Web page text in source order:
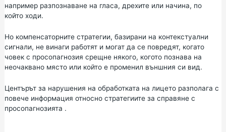
например разпознаване на гласа, дрехите или начина, по
който ходи.
Но компенсаторните стратегии, базирани на контекстуални
сигнали, не винаги работят и могат да се повредят, когато
човек с просопагнозия срещне някого, когото познава на
неочаквано място или който е променил външния си вид.
Центърът за нарушения на обработката на лицето разполага с
повече информация относно стратегиите за справяне с
просопагнозията .